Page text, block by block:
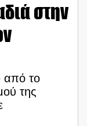
στην
από το
της